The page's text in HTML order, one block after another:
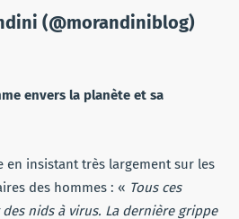
(@morandiniblog)
envers la planète et sa
en insistant très largement sur les
des hommes : « Tous ces
des nids à virus. La dernière grippe